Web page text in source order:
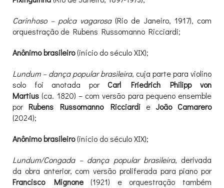
Carinhoso – polca vagarosa(Rio de Janeiro, 1917), com
orquestração de Rubens Russomanno Ricciardi;
Anônimo brasileiro(início do século XIX);
Lundum – dança popular brasileira, cuja parte para violino
solo foi anotada porCarl Friedrich Philipp von
Martius (ca. 1820) – com versão para pequeno ensemble
por Rubens Russomanno Ricciardi eJoão Camarero
(2024);
Anônimo brasileiro(início do século XIX);
Lundum/Congada – dança popular brasileira, derivada
da obra anterior, com versão proliferada para piano por
Francisco Mignone(1921) e orquestração também